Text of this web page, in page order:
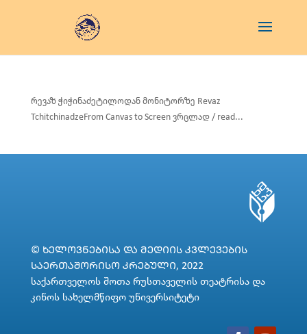
რევაზ ჭიჭინაძეტილოდან მონიტორზე Revaz
TchitchinadzeFrom Canvas to Screen ვრცლად / read...
© ᲮᲔᲚᲝᲕᲜᲔᲑᲘᲡᲐ ᲓᲐ ᲛᲔᲓᲘᲘᲡ ᲙᲕᲚᲔᲕᲔᲑᲘᲡ
ᲡᲐᲔᲠᲗᲐᲨᲝᲠᲘᲡᲝ ᲙᲠᲔᲑᲣᲚᲘ, 2022
საქართველოს შოთა რუსთაველის თეატრისა და
კინოს სახელმწიფო უნივერსიტეტი